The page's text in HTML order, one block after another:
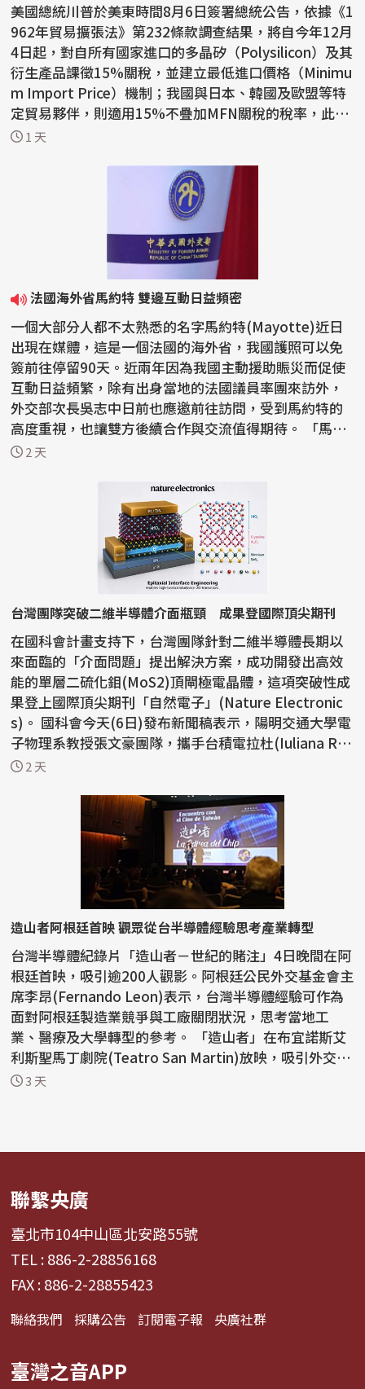
美國總統川普於美東時間8月6日簽署總統公告，依據《1
962年貿易擴張法》第232條款調查結果，將自今年12月
4日起，對自所有國家進口的多晶矽（Polysilicon）及其
衍生產品課徵15%關稅，並建立最低進口價格（Minimu
m Import Price）機制；我國與日本、韓國及歐盟等特
定貿易夥伴，則適用15%不疊加MFN關稅的稅率，此次
公布產品...
1 天
法國海外省馬約特 雙邊互動日益頻密
一個大部分人都不太熟悉的名字馬約特(Mayotte)近日
出現在媒體，這是一個法國的海外省，我國護照可以免
簽前往停留90天。近兩年因為我國主動援助賑災而促使
互動日益頻繁，除有出身當地的法國議員率團來訪外，
外交部次長吳志中日前也應邀前往訪問，受到馬約特的
高度重視，也讓雙方後續合作與交流值得期待。 「馬約
特島...
2 天
台灣團隊突破二維半導體介面瓶頸 成果登國際頂尖期刊
在國科會計畫支持下，台灣團隊針對二維半導體長期以
來面臨的「介面問題」提出解決方案，成功開發出高效
能的單層二硫化鉬(MoS2)頂閘極電晶體，這項突破性成
果登上國際頂尖期刊「自然電子」(Nature Electronic
s)。 國科會今天(6日)發布新聞稿表示，陽明交通大學電
子物理系教授張文豪團隊，攜手台積電拉杜(Iuliana Rad
u...2 天
造山者阿根廷首映 觀眾從台半導體經驗思考產業轉型
台灣半導體紀錄片「造山者－世紀的賭注」4日晚間在阿
根廷首映，吸引逾200人觀影。阿根廷公民外交基金會主
席李昂(Fernando Leon)表示，台灣半導體經驗可作為
面對阿根廷製造業競爭與工廠關閉狀況，思考當地工
業、醫療及大學轉型的參考。 「造山者」在布宜諾斯艾
利斯聖馬丁劇院(Teatro San Martin)放映，吸引外交、
政界、...
3 天
聯繫央廣
臺北市104中山區北安路55號
TEL : 886-2-28856168
FAX : 886-2-28855423
聯絡我們 採購公告 訂閱電子報 央廣社群
臺灣之音APP